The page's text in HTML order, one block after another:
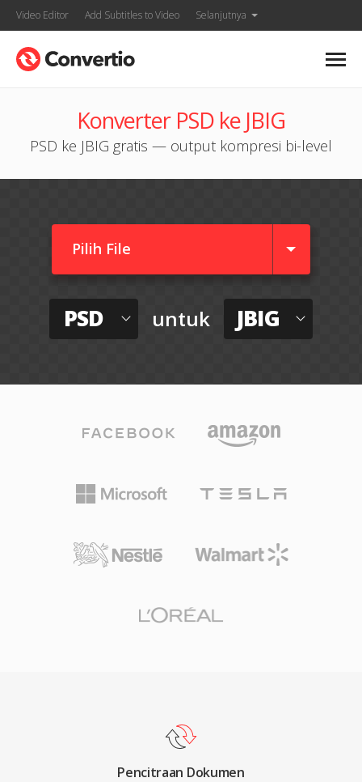
Video Editor Add Subtitles to Video Selanjutnya
Konverter PSD ke JBIG
PSD ke JBIG gratis — output kompresi bi-level
Pilih File
PSD untuk JBIG
Pencitraan Dokumen